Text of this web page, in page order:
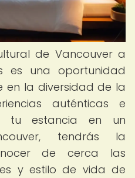
de Vancouver a
es una oportunidad
en la diversidad de la
auténticas e
tu estancia en un
tendrás la
de cerca las
y estilo de vida de